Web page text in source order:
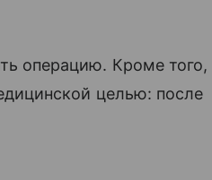
операцию. Кроме того,
целью: после